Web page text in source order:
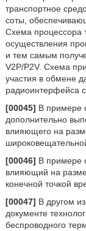
транспортное
соты,
Схема процессора
осуществления
и тем самым
V2P/P2V. Схема
участия в обмене
радиоинтерфейса
[00045] В примере
дополнительно
влияющего на
[00046] В примере
влияющий на
конечной точкой
[00047] В другом
документе
беспроводного